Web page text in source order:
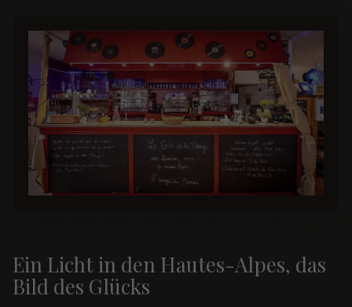
Ein Licht in den Hautes-Alpes, das
Bild des Glücks